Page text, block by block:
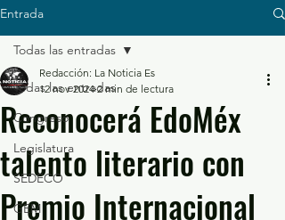
Entrada
Todas las entradas
Congreso
Legislatura
SEDECO
GEM
Todas las entradas
Reconocerá EdoMéx
talento literario con
Premio Internacional
Redacción: La Noticia Es
12 nov 2024 2 min de lectura